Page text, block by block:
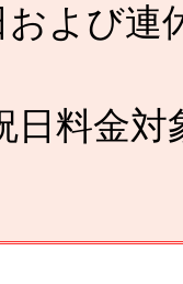
よび連
日料金対